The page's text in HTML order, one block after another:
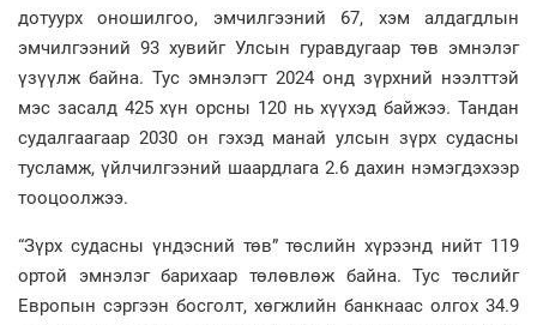
дотуурх оношилгоо, эмчилгээний 67, хэм алдагдлын
эмчилгээний 93 хувийг Улсын гуравдугаар төв эмнэлэг
үзүүлж байна. Тус эмнэлэгт 2024 онд зүрхний нээлттэй
мэс засалд 425 хүн орсны 120 нь хүүхэд байжээ. Тандан
судалгаагаар 2030 он гэхэд манай улсын зүрх судасны
тусламж, үйлчилгээний шаардлага 2.6 дахин нэмэгдэхээр
тооцоолжээ.
“Зүрх судасны үндэсний төв” төслийн хүрээнд нийт 119
ортой эмнэлэг барихаар төлөвлөж байна. Тус төслийг
Европын сэргээн босголт, хөгжлийн банкнаас олгох 34.9